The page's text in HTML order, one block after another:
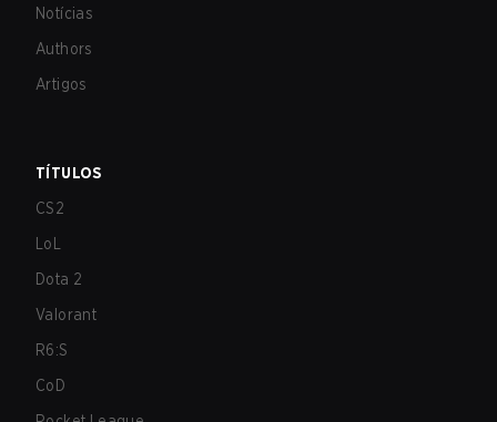
Notícias
Authors
Artigos
TÍTULOS
CS2
LoL
Dota 2
Valorant
R6:S
CoD